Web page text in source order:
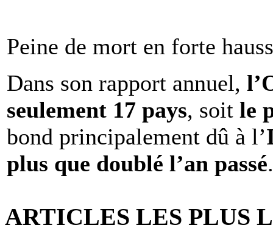
Peine de mort en forte
Dans son rapport annuel,
seulement 17 pays, soit le
bond principalement dû à l’
plus que doublé l’an passé.
ARTICLES LES PLUS